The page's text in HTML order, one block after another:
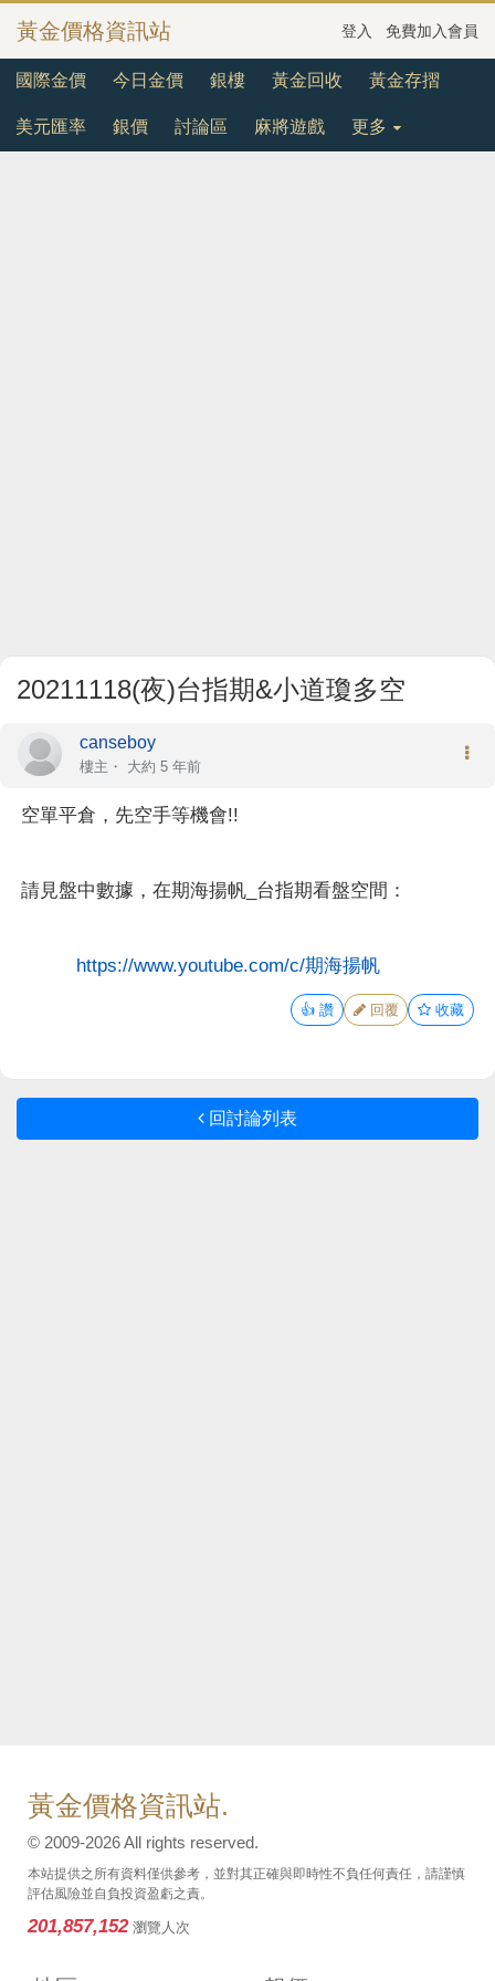
黃金價格資訊站 登入 免費加入會員
國際金價 今日金價 銀樓 黃金回收 黃金存摺
美元匯率 銀價 討論區 麻將遊戲 更多
20211118(夜)台指期&小道瓊多空
canseboy
樓主 ・ 大約 5 年前
空單平倉，先空手等機會!!
請見盤中數據，在期海揚帆_台指期看盤空間：
https://www.youtube.com/c/期海揚帆
👍 讚 回覆 收藏
回討論列表
黃金價格資訊站.
© 2009-2026 All rights reserved.
本站提供之所有資料僅供參考，並對其正確與即時性不負任何責任，請謹慎
評估風險並自負投資盈虧之責。
201,857,152 瀏覽人次